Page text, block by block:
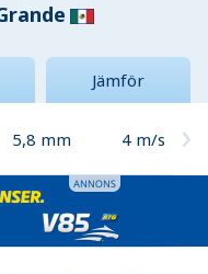
Jämför
5,8 mm 4 m/s